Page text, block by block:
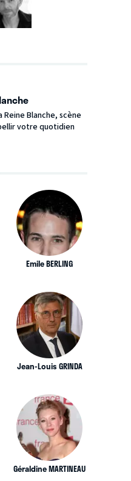
Blanche, scène
votre quotidien
Emile BERLING
Jean-Louis GRINDA
Géraldine MARTINEAU